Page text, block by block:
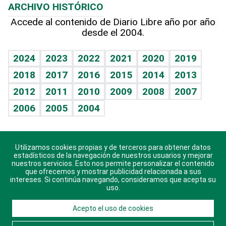
Hablando con el pediatra
Vida y familia
Eñe
Celebrando la vida
Sin complejos
En pocas palabras
Escuchando al corazón
Economía Personal
Línea de hit
TBT Deportivo
Más firmas
Hecho en casa
Guía del dinero
Cumpleaños
Horóscopos
Crucigramas
ARCHIVO HISTÓRICO
Accede al contenido de Diario Libre año por año
desde el 2004.
2024 2023 2022 2021 2020
2019
2018
2017 2016 2015 2014
2013
2012
2011 2010 2009 2008
2007
2006
2005 2004
Descarga nuestras aplicaciones para Android, iOS y
sistema Huawei.
© 2021 Diario Libre, todos los derechos reservados.
Utilizamos cookies propias y de terceros para obtener datos
estadísticos de la navegación de nuestros usuarios y mejorar
nuestros servicios. Esto nos permite personalizar el contenido
que ofrecemos y mostrar publicidad relacionada a sus
intereses. Si continúa navegando, consideramos que acepta su
uso.
Acepto el uso de cookies